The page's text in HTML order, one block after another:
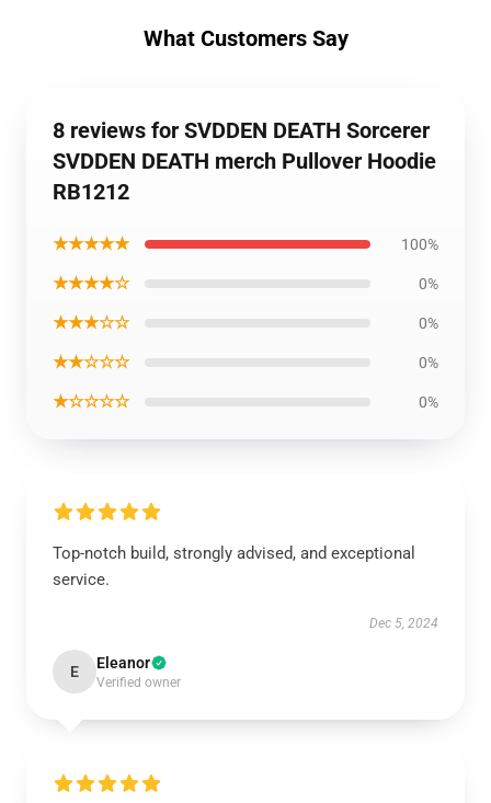
What Customers Say
8 reviews for SVDDEN DEATH Sorcerer
SVDDEN DEATH merch Pullover Hoodie
RB1212
★★★★★ 100%
★★★★☆ 0%
★★★☆☆ 0%
★★☆☆☆ 0%
★☆☆☆☆ 0%
Top-notch build, strongly advised, and exceptional
service.
Dec 5, 2024
E Eleanor
Verified owner